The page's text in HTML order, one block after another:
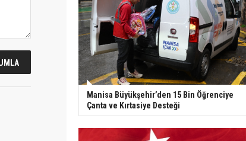
Manisa Büyükşehir’den 15 Bin Öğrenciye
Çanta ve Kırtasiye Desteği